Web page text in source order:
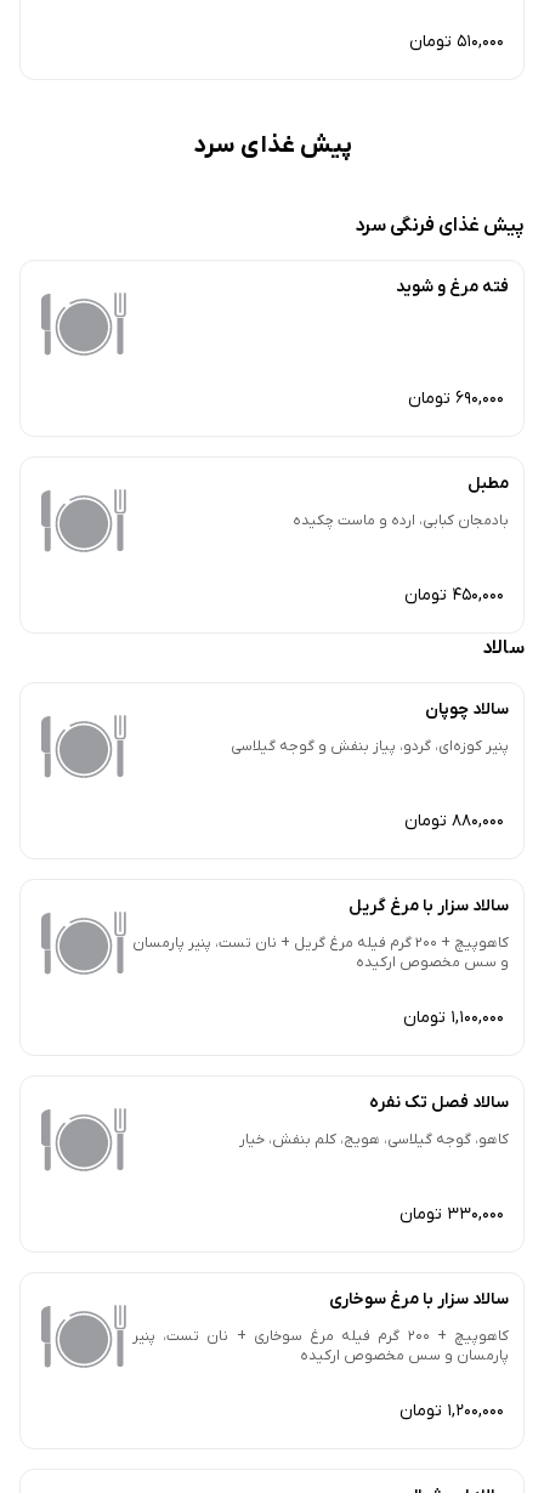
510,000 تومان
پیش غذای سرد
پیش غذای فرنگی سرد
فته مرغ و شوید
690,000 تومان
مطبل
بادمجان کبابی، ارده و ماست چکیده
450,000 تومان
سالاد
سالاد چوپان
پنیر کوزه‌ای، گردو، پیاز بنفش و گوجه گیلاسی
880,000 تومان
سالاد سزار با مرغ گریل
کاهوپیچ + 200 گرم فیله مرغ گریل + نان تست، پنیر پارمسان
و سس مخصوص ارکیده
1,100,000 تومان
سالاد فصل تک نفره
کاهو، گوجه گیلاسی، هویج، کلم بنفش، خیار
330,000 تومان
سالاد سزار با مرغ سوخاری
کاهوپیچ + 200 گرم فیله مرغ سوخاری + نان تست، پنیر
پارمسان و سس مخصوص ارکیده
1,200,000 تومان